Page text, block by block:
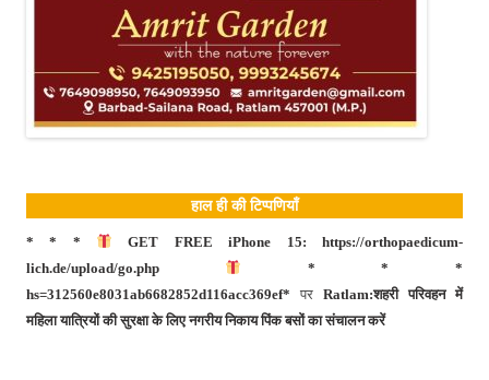
हाल ही की टिप्पणियाँ
* * *
GET FREE iPhone 15: https://orthopaedicum-
lich.de/upload/go.php
* * *
hs=312560e8031ab6682852d116acc369ef* पर Ratlam:शहरी परिवहन में
महिला यात्रियों की सुरक्षा के लिए नगरीय निकाय पिंक बसों का संचालन करें